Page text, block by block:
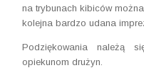
na trybunach kibiców
kolejna bardzo udana
Podziękowania należą
opiekunom drużyn.